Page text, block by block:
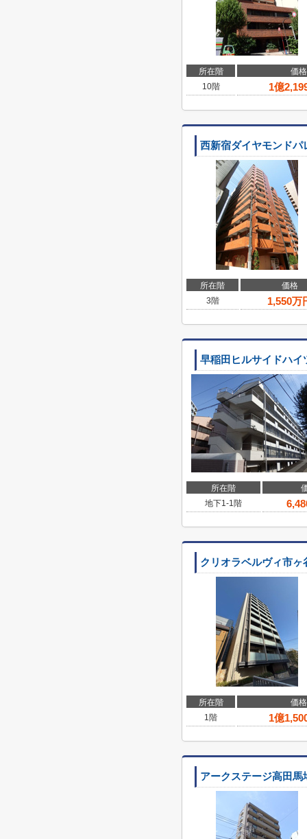
所在階
価格
10階
1億
西新宿ダイヤモンドパ
所在階
価格
3階
1,550万
早稲田ヒルサイドハイ
所在階
地下1-1階
クリオラベルヴィ市ヶ
所在階
価格
1階
1億
アークステージ高田馬